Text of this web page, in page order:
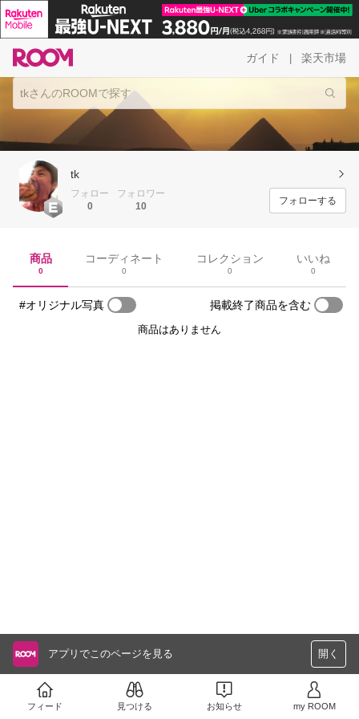
ガイド 楽天市場
tk
フォロー
0
フォロワー
10
フォローする
商品
0
コーディネート
0
コレクション
0
いいね
0
#オリジナル写真 掲載終了商品を含む
商品はありません
アプリでこのページを見る 開く
フィード 見つける お知らせ my ROOM